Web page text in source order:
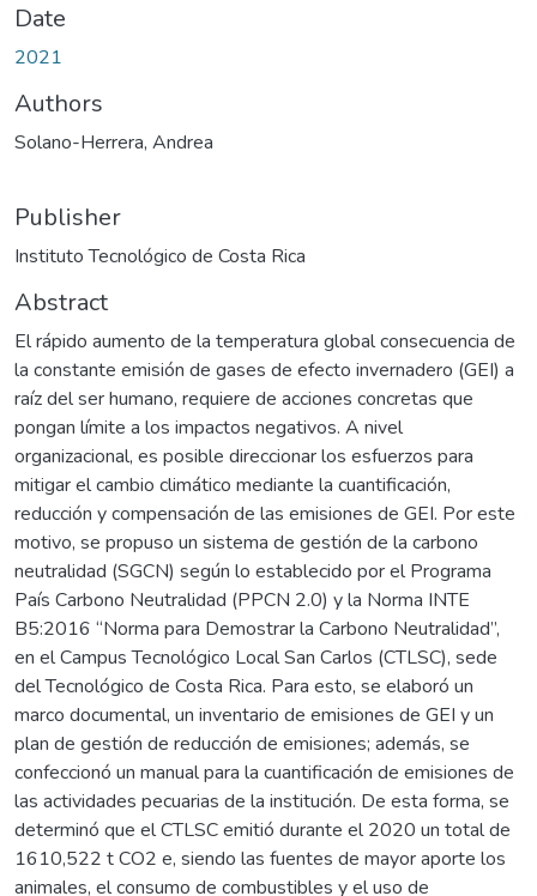
Date
2021
Authors
Solano-Herrera, Andrea
Publisher
Instituto Tecnológico de Costa Rica
Abstract
El rápido aumento de la temperatura global consecuencia de
la constante emisión de gases de efecto invernadero (GEI) a
raíz del ser humano, requiere de acciones concretas que
pongan límite a los impactos negativos. A nivel
organizacional, es posible direccionar los esfuerzos para
mitigar el cambio climático mediante la cuantificación,
reducción y compensación de las emisiones de GEI. Por este
motivo, se propuso un sistema de gestión de la carbono
neutralidad (SGCN) según lo establecido por el Programa
País Carbono Neutralidad (PPCN 2.0) y la Norma INTE
B5:2016 “Norma para Demostrar la Carbono Neutralidad”,
en el Campus Tecnológico Local San Carlos (CTLSC), sede
del Tecnológico de Costa Rica. Para esto, se elaboró un
marco documental, un inventario de emisiones de GEI y un
plan de gestión de reducción de emisiones; además, se
confeccionó un manual para la cuantificación de emisiones de
las actividades pecuarias de la institución. De esta forma, se
determinó que el CTLSC emitió durante el 2020 un total de
1610,522 t CO2 e, siendo las fuentes de mayor aporte los
animales, el consumo de combustibles y el uso de